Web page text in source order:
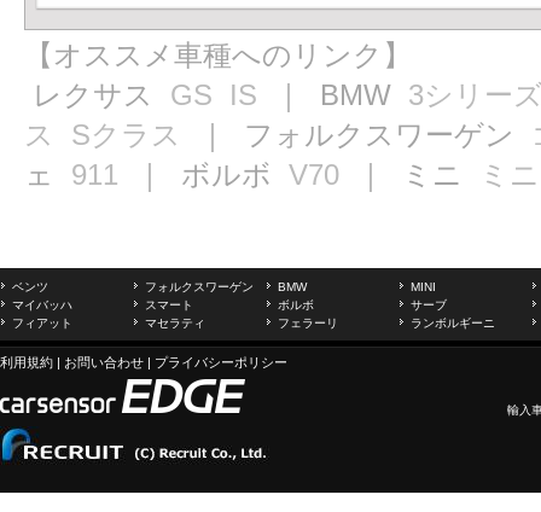
【オススメ車種へのリンク】
レクサス GS IS ｜ BMW 3シリー
ス
Sクラス ｜ フォルクスワーゲン
ェ 911 ｜ ボルボ V70 ｜ ミニ ミニ
ベンツ フォルクスワーゲン BMW
MINI
マイバッハ
スマート ボルボ
サーブ
フィアット
マセラティ フェラーリ ランボルギーニ
利用規約 | お問い合わせ | プライバシーポリシー
輸入